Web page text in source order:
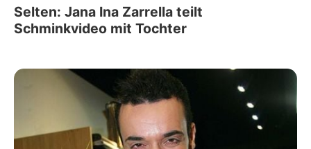
Selten: Jana Ina Zarrella teilt
Schminkvideo mit Tochter